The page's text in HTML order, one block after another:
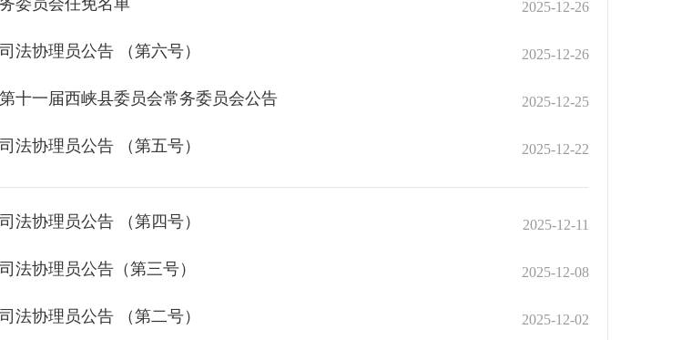
2025-12-26
委员会任免名单
2025-12-26
法协理员公告 （第六号）
2025-12-25
十一届西峡县委员会常务委员会公告
2025-12-22
法协理员公告 （第五号）
2025-12-11
法协理员公告 （第四号）
2025-12-08
法协理员公告（第三号）
2025-12-02
法协理员公告 （第二号）